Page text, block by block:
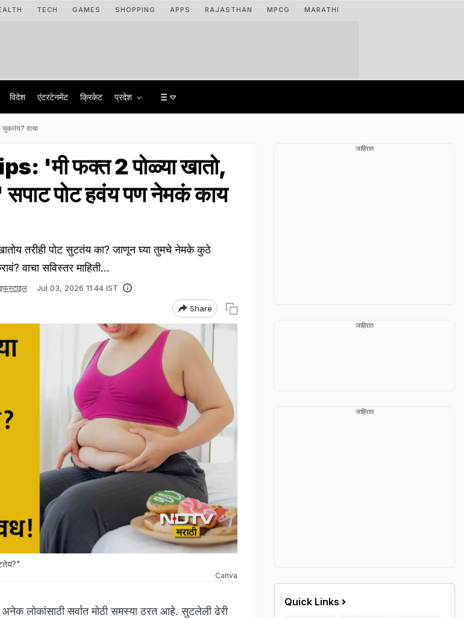
TECH GAMES SHOPPING APPS RAJASTHAN MPCG MARATHI
विदेश एंटरटेनमेंट क्रिकेट प्रदेश
वाचा
'मी फक्त 2 पोळ्या खातो,
सपाट पोट हवंय पण नेमकं काय
तरीही पोट सुटतंय का? जाणून घ्या तुमचे नेमके कुठे
वाचा सविस्तर माहिती...
Jul 03, 2026 11:44 IST
Share
Canva
लोकांसाठी सर्वात मोठी समस्या ठरत आहे. सुटलेली ढेरी
जाहिरात
जाहिरात
जाहिरात
Quick Links